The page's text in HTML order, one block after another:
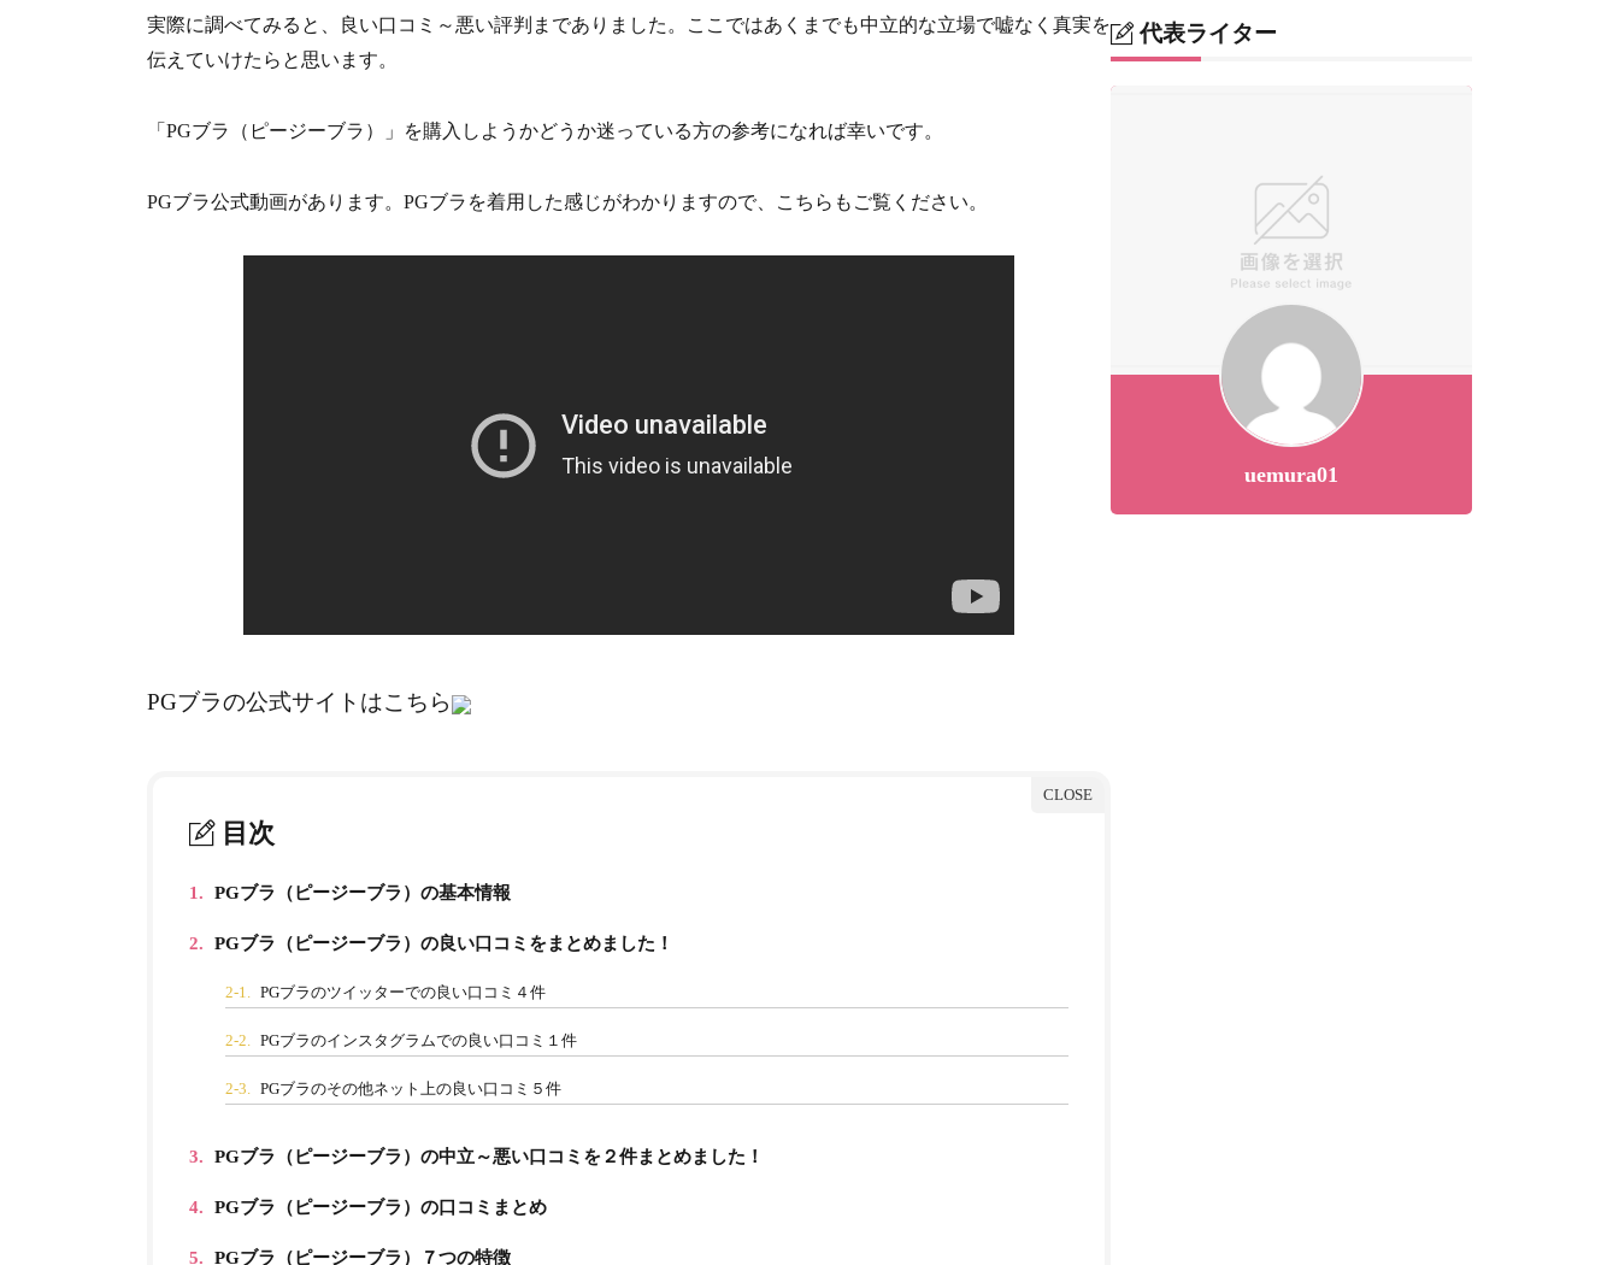
実際に調べてみると、良い口コミ～悪い評判までありました。ここではあくまでも中立的な立場で嘘なく真実を
伝えていけたらと思います。
「PGブラ（ピージーブラ）」を購入しようかどうか迷っている方の参考になれば幸いです。
PGブラ公式動画があります。PGブラを着用した感じがわかりますので、こちらもご覧ください。
PGブラの公式サイトはこちら
目次
1. PGブラ（ピージーブラ）の基本情報
2. PGブラ（ピージーブラ）の良い口コミをまとめました！
2-1. PGブラのツイッターでの良い口コミ４件
2-2. PGブラのインスタグラムでの良い口コミ１件
2-3. PGブラのその他ネット上の良い口コミ５件
3. PGブラ（ピージーブラ）の中立～悪い口コミを２件まとめました！
4. PGブラ（ピージーブラ）の口コミまとめ
5. PGブラ（ピージーブラ）７つの特徴
代表ライター
uemura01